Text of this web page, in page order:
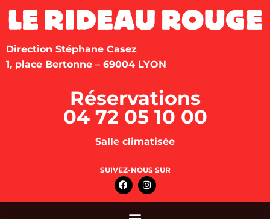
Direction Stéphane Casez
1, place Bertonne – 69004 LYON
Réservations
04 72 05 10 00
Salle climatisée
SUIVEZ-NOUS SUR